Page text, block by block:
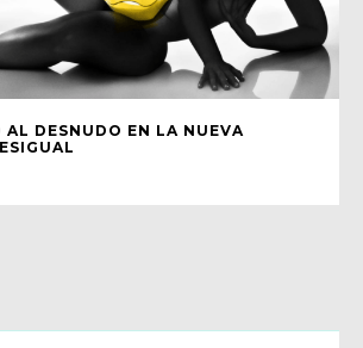
AL DESNUDO EN LA NUEVA